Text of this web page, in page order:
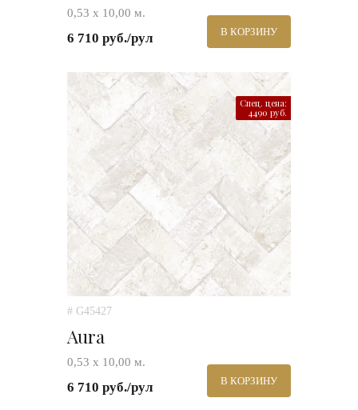
0,53 х 10,00 м.
6 710 руб./рул В КОРЗИНУ
Спец. цена:
4490 руб.
# G45427
Aura
0,53 х 10,00 м.
6 710 руб./рул В КОРЗИНУ